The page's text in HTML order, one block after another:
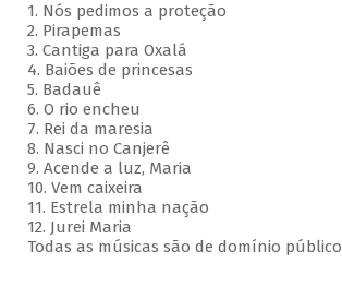
1. Nós pedimos a proteção
2. Pirapemas
3. Cantiga para Oxalá
4. Baiões de princesas
5. Badauê
6. O rio encheu
7. Rei da maresia
8. Nasci no Canjerê
9. Acende a luz, Maria
10. Vem caixeira
11. Estrela minha nação
12. Jurei Maria
Todas as músicas são de domínio público